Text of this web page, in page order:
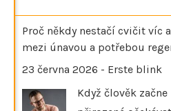
Proč někdy nestačí cvičit víc
mezi únavou a potřebou
23 června 2026 - Erste blink
Když člověk